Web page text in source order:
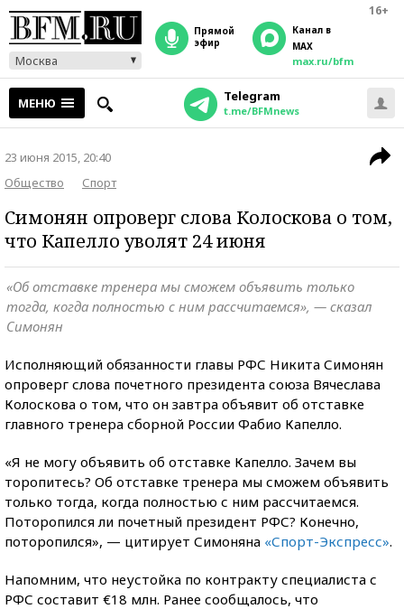
16+
Москва
прямой
эфир
Канал в
MAX
max.ru/bfm
МЕНЮ Telegram
t.me/BFMnews
23 июня 2015, 20:40
Общество
Спорт
Симонян опроверг слова Колоскова о том,
что Капелло уволят 24 июня
«Об отставке тренера мы сможем объявить только
тогда, когда полностью с ним рассчитаемся», — сказал
Симонян
Исполняющий обязанности главы РФС Никита Симонян
опроверг слова почетного президента союза Вячеслава
Колоскова о том, что он завтра объявит об отставке
главного тренера сборной России Фабио Капелло.
«Я не могу объявить об отставке Капелло. Зачем вы
торопитесь? Об отставке тренера мы сможем объявить
только тогда, когда полностью с ним рассчитаемся.
Поторопился ли почетный президент РФС? Конечно,
поторопился», — цитирует Симоняна «Спорт-Экспресс».
Напомним, что неустойка по контракту специалиста с
РФС составит €18 млн. Ранее сообщалось, что